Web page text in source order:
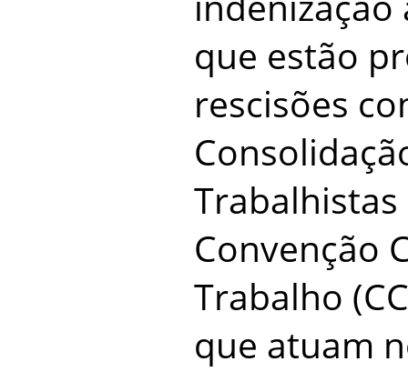
que estão
rescisões
Trabalhistas
Convenção
Trabalho
que atuam